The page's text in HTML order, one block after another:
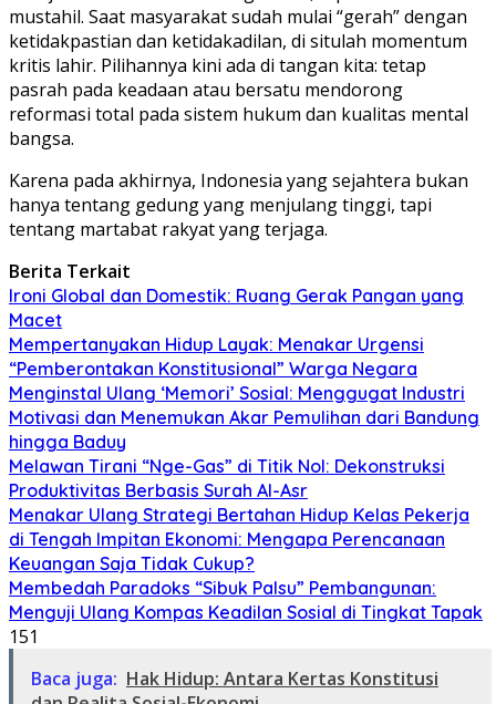
mustahil. Saat masyarakat sudah mulai “gerah” dengan
ketidakpastian dan ketidakadilan, di situlah momentum
kritis lahir. Pilihannya kini ada di tangan kita: tetap
pasrah pada keadaan atau bersatu mendorong
reformasi total pada sistem hukum dan kualitas mental
bangsa.
​Karena pada akhirnya, Indonesia yang sejahtera bukan
hanya tentang gedung yang menjulang tinggi, tapi
tentang martabat rakyat yang terjaga.
Berita Terkait
​Ironi Global dan Domestik: Ruang Gerak Pangan yang
Macet
​Mempertanyakan Hidup Layak: Menakar Urgensi
“Pemberontakan Konstitusional” Warga Negara
​Menginstal Ulang ‘Memori’ Sosial: Menggugat Industri
Motivasi dan Menemukan Akar Pemulihan dari Bandung
hingga Baduy
Melawan Tirani “Nge-Gas” di Titik Nol: Dekonstruksi
Produktivitas Berbasis Surah Al-Asr
Menakar Ulang Strategi Bertahan Hidup Kelas Pekerja
di Tengah Impitan Ekonomi: Mengapa Perencanaan
Keuangan Saja Tidak Cukup?
Membedah Paradoks “Sibuk Palsu” Pembangunan:
Menguji Ulang Kompas Keadilan Sosial di Tingkat Tapak
151
Baca juga: Hak Hidup: Antara Kertas Konstitusi